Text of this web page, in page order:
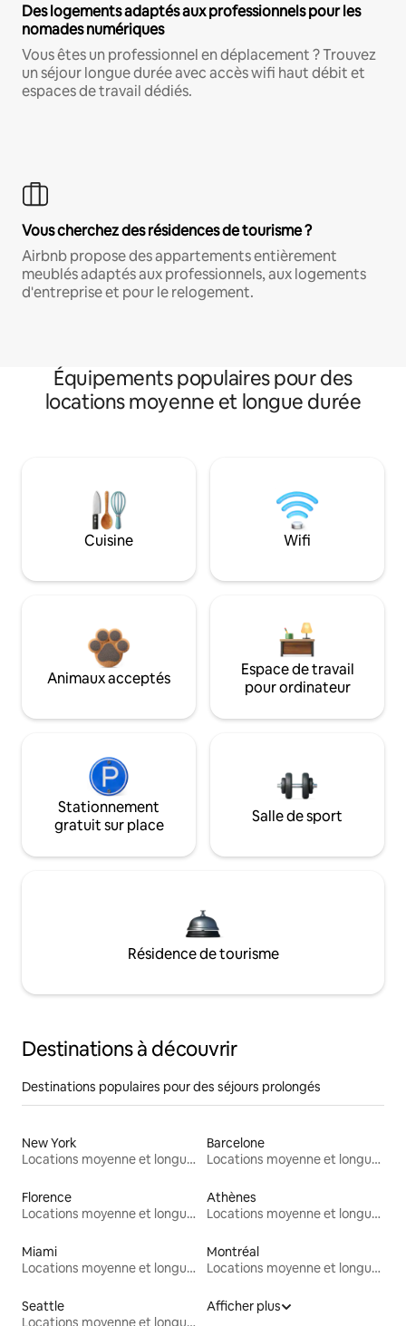
Des logements adaptés aux professionnels pour les
nomades numériques
Vous êtes un professionnel en déplacement ? Trouvez
un séjour longue durée avec accès wifi haut débit et
espaces de travail dédiés.
Vous cherchez des résidences de tourisme ?
Airbnb propose des appartements entièrement
meublés adaptés aux professionnels, aux logements
d'entreprise et pour le relogement.
Équipements populaires pour des
locations moyenne et longue durée
Cuisine Wifi
Animaux acceptés
Espace de travail
pour ordinateur
Stationnement
gratuit sur place
Salle de sport
Résidence de tourisme
Destinations à découvrir
Destinations populaires pour des séjours prolongés
New York
Locations moyenne et longue durée
Barcelone
Locations moyenne et longue durée
Florence
Locations moyenne et longue durée
Athènes
Locations moyenne et longue durée
Miami
Locations moyenne et longue durée
Montréal
Locations moyenne et longue durée
Seattle
Locations moyenne et longue durée
Afficher plus